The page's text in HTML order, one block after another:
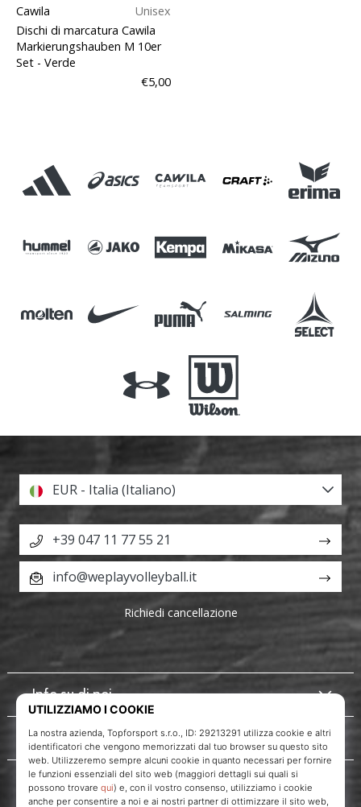
Cawila
Unisex
Dischi di marcatura Cawila
Markierungshauben M 10er
Set - Verde
€5,00
Info su di noi
Servizio clienti
EUR - Italia (Italiano)
+39 047 11 77 55 21
info@weplayvolleyball.it
Richiedi cancellazione